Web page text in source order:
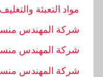
مواد التعبئة والتغليف
شركة المهندس
شركة المهندس منسى
شركة المهندس منسى